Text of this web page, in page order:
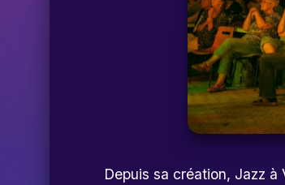
Depuis sa création, Jazz à